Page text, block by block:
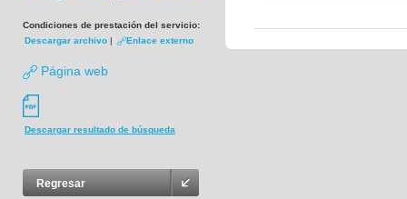
Condiciones de prestación del servicio:
Descargar archivo | Enlace externo
Página web
Descargar resultado de búsqueda
Regresar